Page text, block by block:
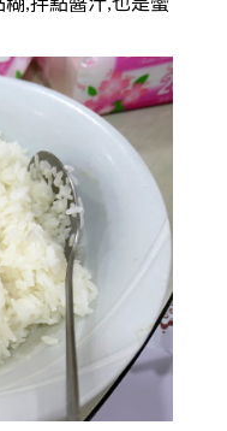
,拌點醬汁,也是蠻